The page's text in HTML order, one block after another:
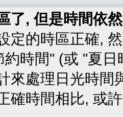
了, 但是時間依
定的時區正確,
約時間" (或 "夏
來處理日光時間
確時間相比, 或